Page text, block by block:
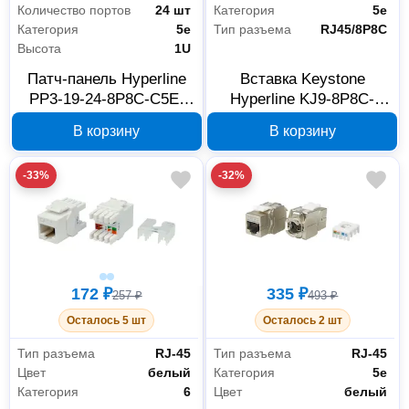
Количество портов
24 шт
Категория
5е
Высота
1U
Патч-панель Hyperline
PP3-19-24-8P8C-C5E-
Cat 5e 1U 246095
В корзину
Категория
5е
Тип разъема
RJ45/8P8C
Вставка Keystone
Hyperline KJ9-8P8C-
432595
В корзину
-33%
172 ₽257 ₽
Осталось 5 шт
Тип разъема
RJ-45
Цвет
белый
Категория
6
-32%
335 ₽493 ₽
Осталось 2 шт
Тип разъема
RJ-45
Категория
5е
Цвет
белый